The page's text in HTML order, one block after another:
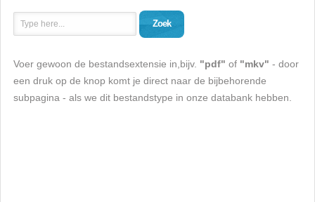
Zoek
Voer gewoon de bestandsextensie in,bijv. "pdf" of "mkv" - door
een druk op de knop komt je direct naar de bijbehorende
subpagina - als we dit bestandstype in onze databank hebben.